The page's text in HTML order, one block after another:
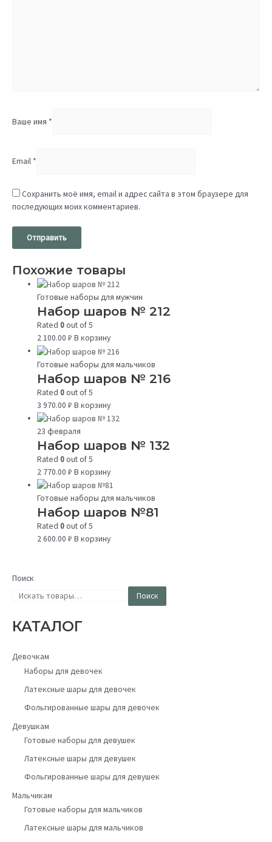
Поиск
Поиск
КАТАЛОГ
Девочкам
Наборы для девочек
Латексные шары для девочек
Фольгированные шары для девочек
Девушкам
Готовые наборы для девушек
Латексные шары для девушек
Фольгированные шары для девушек
Мальчикам
Готовые наборы для мальчиков
Латексные шары для мальчиков
Ваше имя *
Email *
Сохранить моё имя, email и адрес сайта в этом браузере для
последующих моих комментариев.
Похожие товары
Готовые наборы для мужчин
Набор шаров № 212
Rated0out of 5
2 100.00₽ В корзину
Готовые наборы для мальчиков
Набор шаров № 216
Rated0out of 5
3 970.00₽ В корзину
23 февраля
Набор шаров № 132
Rated0out of 5
2 770.00₽ В корзину
Готовые наборы для мальчиков
Набор шаров №81
Rated0out of 5
2 600.00₽ В корзину